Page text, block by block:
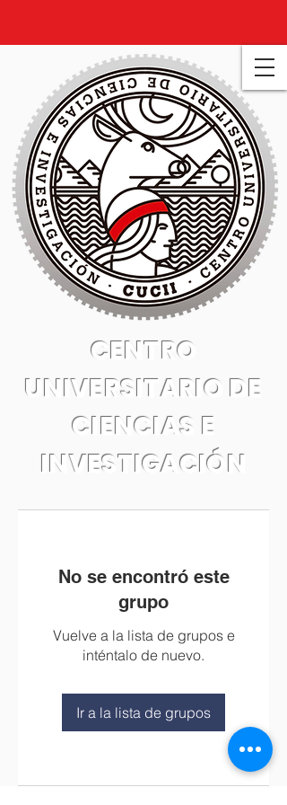
CENTRO
UNIVERSITARIO DE
CIENCIAS E
INVESTIGACIÓN
No se encontró este
grupo
Vuelve a la lista de grupos e
inténtalo de nuevo.
Ir a la lista de grupos